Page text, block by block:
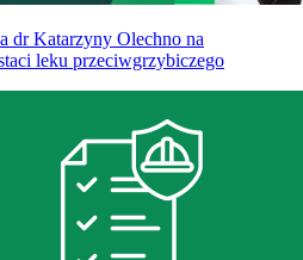
Katarzyny Olechno na
leku przeciwgrzybiczego